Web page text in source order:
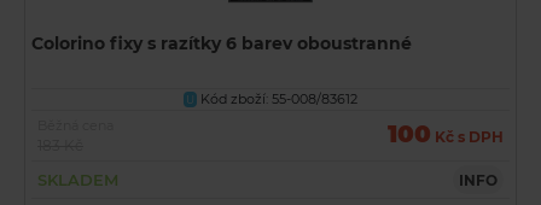
Colorino fixy s razítky 6 barev oboustranné
U
Kód zboží: 55-008/83612
100 Kč s DPH
SKLADEM INFO